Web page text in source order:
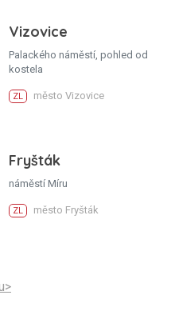
Vizovice
Palackého náměstí, pohled od
kostela
ZL město Vizovice
Fryšták
náměstí Míru
ZL město Fryšták